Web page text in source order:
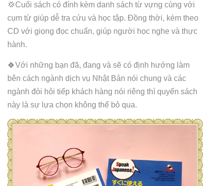
💢Cuối sách có đính kèm danh sách từ vựng cùng với
cụm từ giúp dễ tra cứu và học tập. Đồng thời, kèm theo
CD với giọng đọc chuẩn, giúp người học nghe và thực
hành.
🍀Với những bạn đã, đang và sẽ có định hướng làm
bên cách ngành dịch vụ Nhật Bản nói chung và các
ngành đòi hỏi tiếp khách hàng nói riêng thì quyển sách
này là sự lựa chọn không thể bỏ qua.